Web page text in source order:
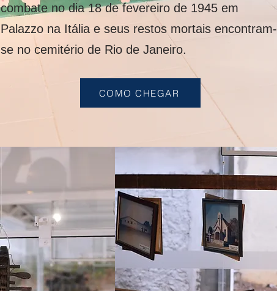
combate no dia 18 de fevereiro de 1945 em
Palazzo na Itália e seus restos mortais encontram-
se no cemitério de Rio de Janeiro.
COMO CHEGAR